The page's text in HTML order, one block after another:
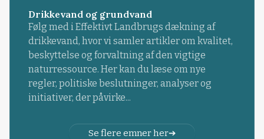
Drikkevand og grundvand
Følg med i Effektivt Landbrugs dækning af
drikkevand, hvor vi samler artikler om kvalitet,
beskyttelse og forvaltning af den vigtige
naturressource. Her kan du læse om nye
regler, politiske beslutninger, analyser og
initiativer, der påvirke...
Se flere emner her